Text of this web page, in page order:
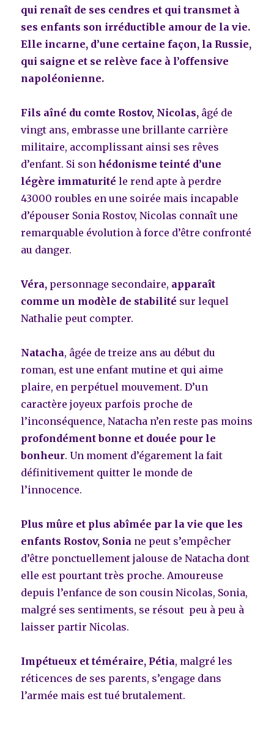
qui renaît de ses cendres et qui transmet à
ses enfants son irréductible amour de la vie.
Elle incarne, d’une certaine façon, la Russie,
qui saigne et se relève face à l’offensive
napoléonienne.
Fils aîné du comte Rostov, Nicolas, âgé de
vingt ans, embrasse une brillante carrière
militaire, accomplissant ainsi ses rêves
d’enfant. Si sonhédonisme teinté d’une
légère immaturitéle rend apte à perdre
43000 roubles en une soirée mais incapable
d’épouser Sonia Rostov, Nicolas connaît une
remarquable évolution à force d’être confronté
au danger.
Véra, personnage secondaire, apparaît
comme un modèle de stabilité sur lequel
Nathalie peut compter.
Natacha, âgée de treize ans au début du
roman, est une enfant mutine et qui aime
plaire, en perpétuel mouvement. D’un
caractère joyeux parfois proche de
l’inconséquence, Natacha n’en reste pas moins
profondément bonne et douée pour le
bonheur. Un moment d’égarement la fait
définitivement quitter le monde de
l’innocence.
Plus mûre et plus abîmée par la vie que les
enfants Rostov, Sonia ne peut s’empêcher
d’être ponctuellement jalouse de Natacha dont
elle est pourtant très proche. Amoureuse
depuis l’enfance de son cousin Nicolas, Sonia,
malgré ses sentiments, se résout peu à peu à
laisser partir Nicolas.
Impétueux et téméraire, Pétia, malgré les
réticences de ses parents, s’engage dans
l’armée mais est tué brutalement.